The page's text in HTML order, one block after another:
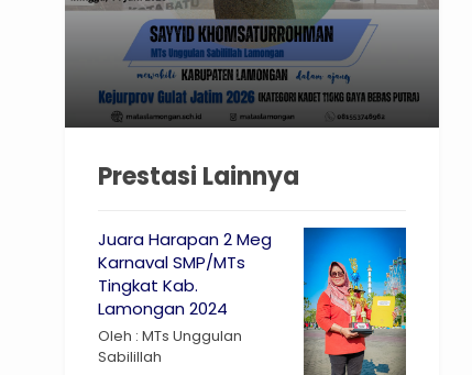
Prestasi Lainnya
Juara Harapan 2 Meg
Karnaval SMP/MTs
Tingkat Kab.
Lamongan 2024
Oleh : MTs Unggulan
Sabilillah